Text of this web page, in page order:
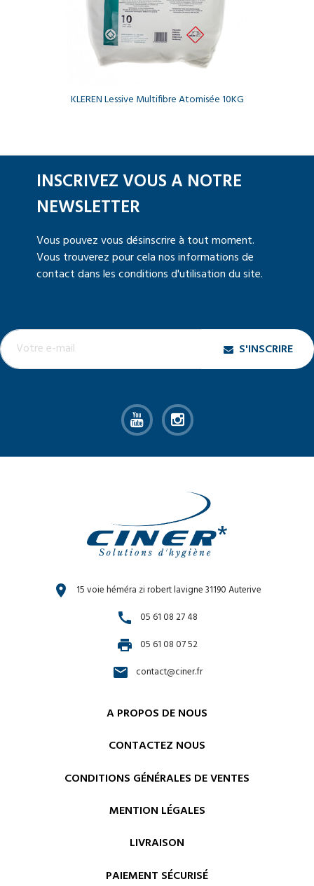
KLEREN Lessive Multifibre Atomisée 10KG
INSCRIVEZ VOUS A NOTRE
NEWSLETTER
Vous pouvez vous désinscrire à tout moment.
Vous trouverez pour cela nos informations de
contact dans les conditions d'utilisation du site.
S'INSCRIRE
location_on 15 voie héméra zi robert lavigne 31190 Auterive
call 05 61 08 27 48
print 05 61 08 07 52
email contact@ciner.fr
A PROPOS DE NOUS
CONTACTEZ NOUS
CONDITIONS GÉNÉRALES DE VENTES
MENTION LÉGALES
LIVRAISON
PAIEMENT SÉCURISÉ